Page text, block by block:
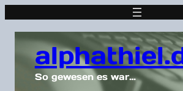
So gewesen es war…